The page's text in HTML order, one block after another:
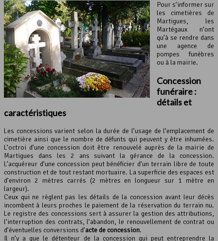
Pour s’informer sur
les cimetières de
Martigues, les
Martégaux n’ont
qu’à se rendre dans
une agence de
pompes funèbres
ou à la mairie.
Concession
funéraire :
détails et
caractéristiques
Les concessions varient selon la durée de l’usage de l’emplacement de
cimetière ainsi que le nombre de défunts qui peuvent y être inhumées.
L’octroi d’une concession doit être renouvelé auprès de la mairie de
Martigues dans les 2 ans suivant la gérance de la concession.
L’acquéreur d’une concession peut bénéficier d’un terrain libre de toute
construction et de tout restant mortuaire. La superficie des espaces est
d’environ 2 mètres carrés (2 mètres en longueur sur 1 mètre en
largeur).
Ceux qui ne règlent pas les détails de la concession avant leur décès
incombent à leurs proches le paiement de la réservation du terrain nu.
Le registre des concessions sert à assurer la gestion des attributions,
l’interruption des contrats, l’abandon, le renouvellement de contrat ou
d’éventuelles conversions d’acte de concession.
Il n’y a que le détenteur de la concession qui peut entreprendre la